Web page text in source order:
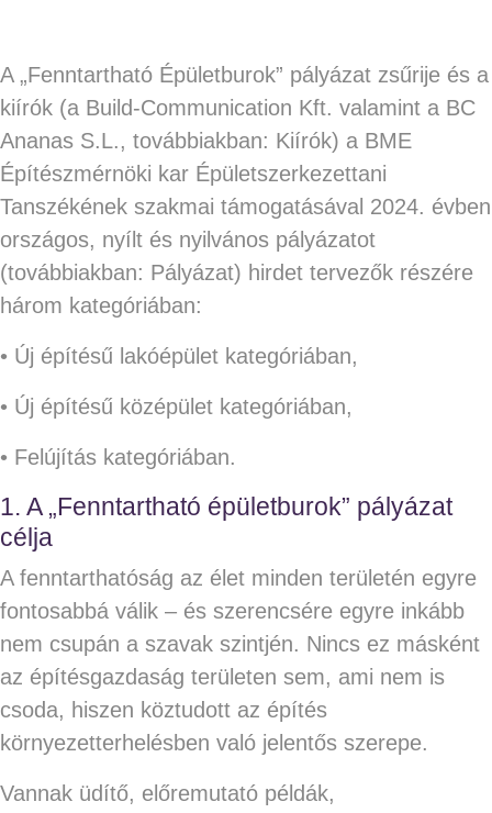
A „Fenntartható Épületburok” pályázat zsűrije és a
kiírók (a Build-Communication Kft. valamint a BC
Ananas S.L., továbbiakban: Kiírók) a BME
Építészmérnöki kar Épületszerkezettani
Tanszékének szakmai támogatásával 2024. évben
országos, nyílt és nyilvános pályázatot
(továbbiakban: Pályázat) hirdet tervezők részére
három kategóriában:
• Új építésű lakóépület kategóriában,
• Új építésű középület kategóriában,
• Felújítás kategóriában.
1. A „Fenntartható épületburok” pályázat
célja
A fenntarthatóság az élet minden területén egyre
fontosabbá válik – és szerencsére egyre inkább
nem csupán a szavak szintjén. Nincs ez másként
az építésgazdaság területen sem, ami nem is
csoda, hiszen köztudott az építés
környezetterhelésben való jelentős szerepe.
Vannak üdítő, előremutató példák,